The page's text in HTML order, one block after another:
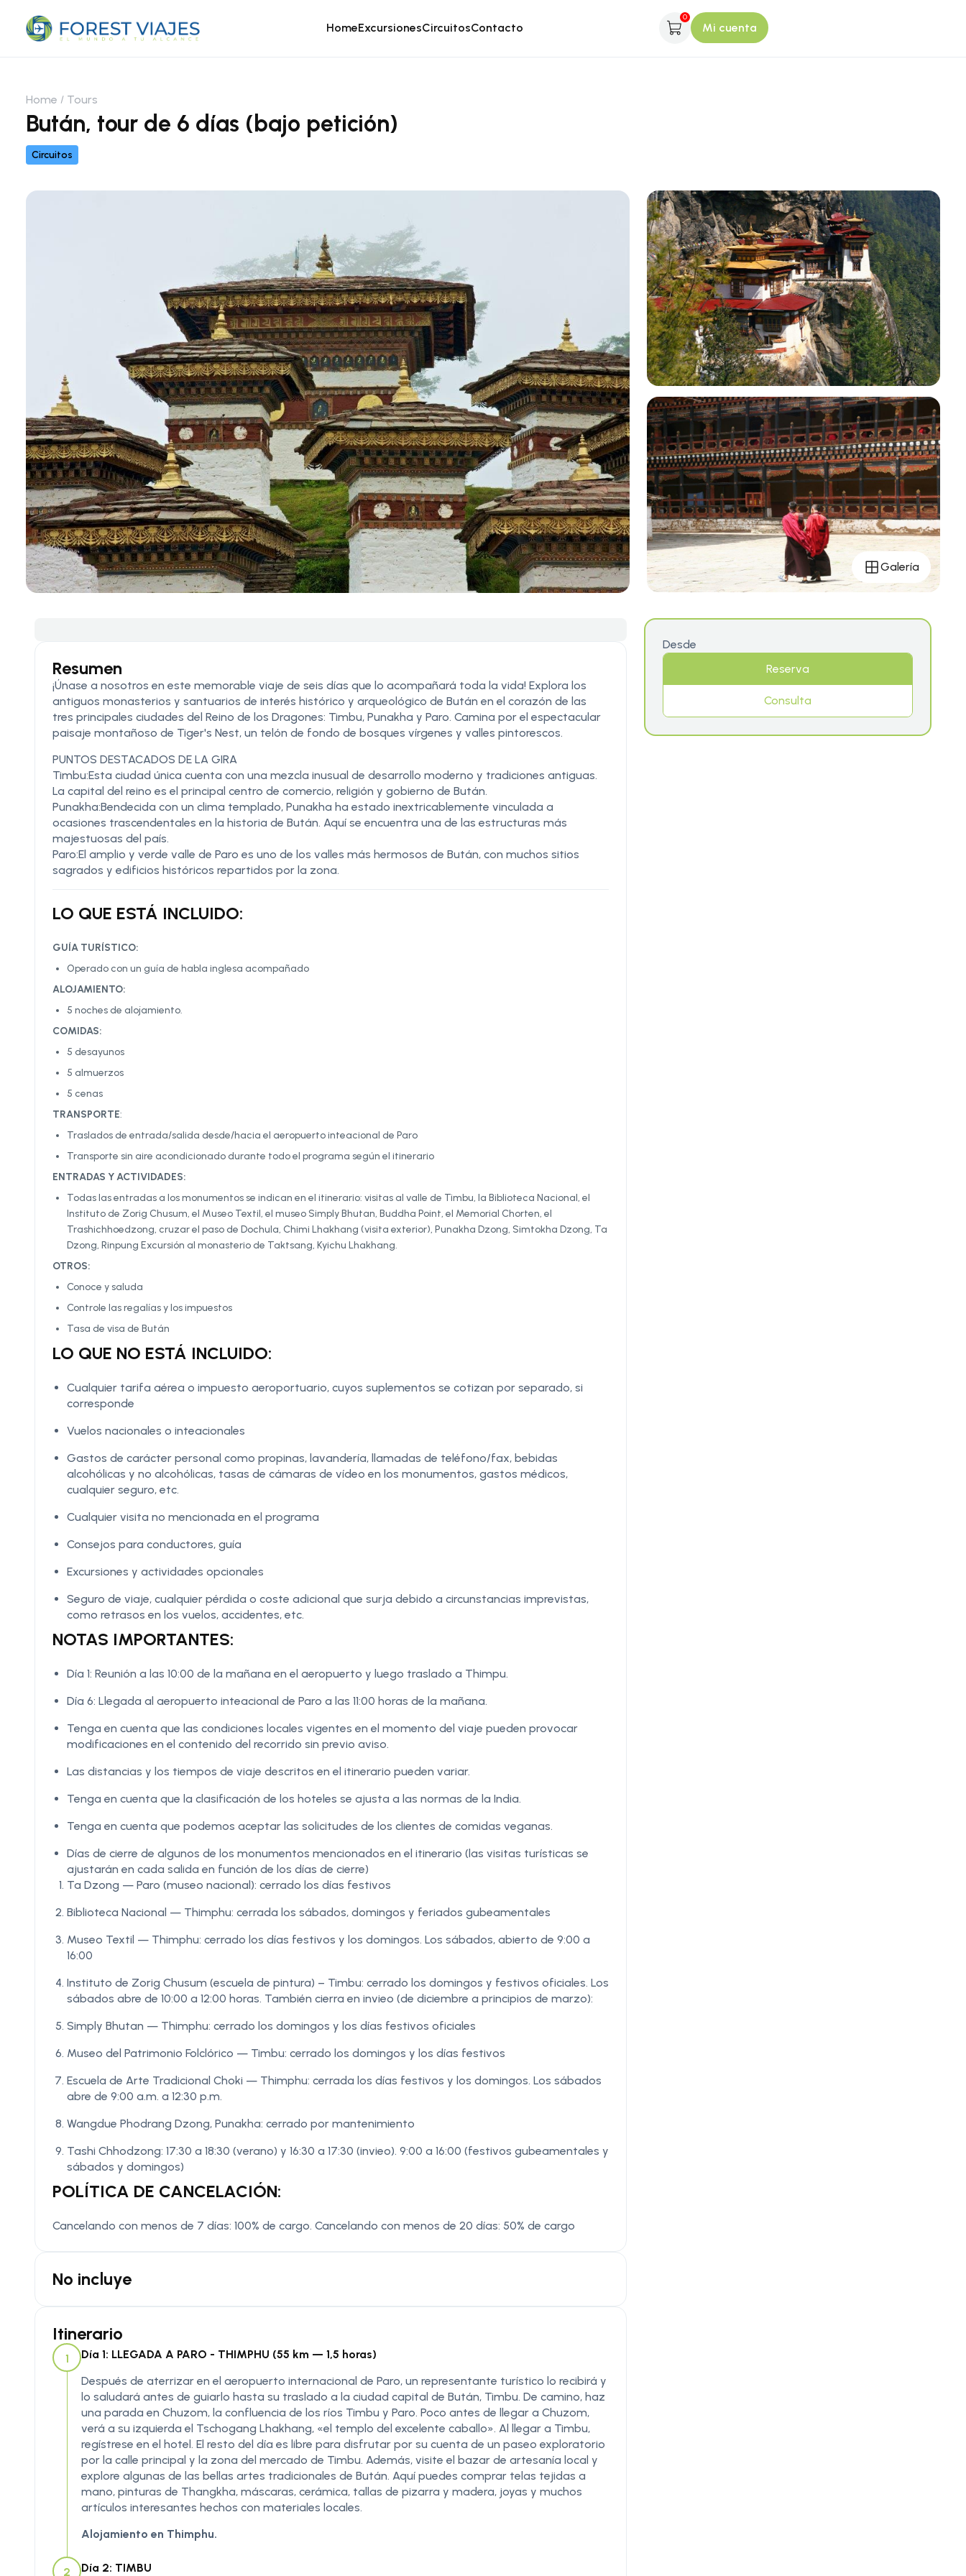
HomeExcursionesCircuitosContacto
0
Mi cuenta
Home Tours
Bután, tour de 6 días (bajo petición)
Circuitos
Galería
Resumen
¡Únase a nosotros en este memorable viaje de seis días que lo acompañará toda la vida! Explora los
antiguos monasterios y santuarios de interés histórico y arqueológico de Bután en el corazón de las
tres principales ciudades del Reino de los Dragones: Timbu, Punakha y Paro. Camina por el espectacular
paisaje montañoso de Tiger's Nest, un telón de fondo de bosques vírgenes y valles pintorescos.
PUNTOS DESTACADOS DE LA GIRA
Timbu:Esta ciudad única cuenta con una mezcla inusual de desarrollo moderno y tradiciones antiguas.
La capital del reino es el principal centro de comercio, religión y gobierno de Bután.
Punakha:Bendecida con un clima templado, Punakha ha estado inextricablemente vinculada a
ocasiones trascendentales en la historia de Bután. Aquí se encuentra una de las estructuras más
majestuosas del país.
Paro:El amplio y verde valle de Paro es uno de los valles más hermosos de Bután, con muchos sitios
sagrados y edificios históricos repartidos por la zona.
LO QUE ESTÁ INCLUIDO:
GUÍA TURÍSTICO:
Operado con un guía de habla inglesa acompañado
ALOJAMIENTO:
5 noches de alojamiento.
COMIDAS:
5 desayunos
5 almuerzos
5 cenas
TRANSPORTE:
Traslados de entrada/salida desde/hacia el aeropuerto inteacional de Paro
Transporte sin aire acondicionado durante todo el programa según el itinerario
ENTRADAS Y ACTIVIDADES:
Todas las entradas a los monumentos se indican en el itinerario: visitas al valle de Timbu, la Biblioteca Nacional, el
Instituto de Zorig Chusum, el Museo Textil, el museo Simply Bhutan, Buddha Point, el Memorial Chorten, el
Trashichhoedzong, cruzar el paso de Dochula, Chimi Lhakhang (visita exterior), Punakha Dzong, Simtokha Dzong, Ta
Dzong, Rinpung Excursión al monasterio de Taktsang, Kyichu Lhakhang.
OTROS:
Conoce y saluda
Controle las regalías y los impuestos
Tasa de visa de Bután
LO QUE NO ESTÁ INCLUIDO:
Cualquier tarifa aérea o impuesto aeroportuario, cuyos suplementos se cotizan por separado, si
corresponde
Vuelos nacionales o inteacionales
Gastos de carácter personal como propinas, lavandería, llamadas de teléfono/fax, bebidas
alcohólicas y no alcohólicas, tasas de cámaras de vídeo en los monumentos, gastos médicos,
cualquier seguro, etc.
Cualquier visita no mencionada en el programa
Consejos para conductores, guía
Excursiones y actividades opcionales
Seguro de viaje, cualquier pérdida o coste adicional que surja debido a circunstancias imprevistas,
como retrasos en los vuelos, accidentes, etc.
NOTAS IMPORTANTES:
Día 1: Reunión a las 10:00 de la mañana en el aeropuerto y luego traslado a Thimpu.
Día 6: Llegada al aeropuerto inteacional de Paro a las 11:00 horas de la mañana.
Tenga en cuenta que las condiciones locales vigentes en el momento del viaje pueden provocar
modificaciones en el contenido del recorrido sin previo aviso.
Las distancias y los tiempos de viaje descritos en el itinerario pueden variar.
Tenga en cuenta que la clasificación de los hoteles se ajusta a las normas de la India.
Tenga en cuenta que podemos aceptar las solicitudes de los clientes de comidas veganas.
Días de cierre de algunos de los monumentos mencionados en el itinerario (las visitas turísticas se
ajustarán en cada salida en función de los días de cierre)
Ta Dzong — Paro (museo nacional): cerrado los días festivos
Biblioteca Nacional — Thimphu: cerrada los sábados, domingos y feriados gubeamentales
Museo Textil — Thimphu: cerrado los días festivos y los domingos. Los sábados, abierto de 9:00 a
16:00
Instituto de Zorig Chusum (escuela de pintura) – Timbu: cerrado los domingos y festivos oficiales. Los
sábados abre de 10:00 a 12:00 horas. También cierra en invieo (de diciembre a principios de marzo):
Simply Bhutan — Thimphu: cerrado los domingos y los días festivos oficiales
Museo del Patrimonio Folclórico — Timbu: cerrado los domingos y los días festivos
Escuela de Arte Tradicional Choki — Thimphu: cerrada los días festivos y los domingos. Los sábados
abre de 9:00 a.m. a 12:30 p.m.
Wangdue Phodrang Dzong, Punakha: cerrado por mantenimiento
Tashi Chhodzong: 17:30 a 18:30 (verano) y 16:30 a 17:30 (invieo). 9:00 a 16:00 (festivos gubeamentales y
sábados y domingos)
POLÍTICA DE CANCELACIÓN:
Cancelando con menos de 7 días: 100% de cargo. Cancelando con menos de 20 días: 50% de cargo
No incluye
Itinerario
1
Día 1: LLEGADA A PARO - THIMPHU (55 km — 1,5 horas)
Después de aterrizar en el aeropuerto internacional de Paro, un representante turístico lo recibirá y
lo saludará antes de guiarlo hasta su traslado a la ciudad capital de Bután, Timbu. De camino, haz
una parada en Chuzom, la confluencia de los ríos Timbu y Paro. Poco antes de llegar a Chuzom,
verá a su izquierda el Tschogang Lhakhang, «el templo del excelente caballo». Al llegar a Timbu,
regístrese en el hotel. El resto del día es libre para disfrutar por su cuenta de un paseo exploratorio
por la calle principal y la zona del mercado de Timbu. Además, visite el bazar de artesanía local y
explore algunas de las bellas artes tradicionales de Bután. Aquí puedes comprar telas tejidas a
mano, pinturas de Thangkha, máscaras, cerámica, tallas de pizarra y madera, joyas y muchos
artículos interesantes hechos con materiales locales.
Alojamiento en Thimphu.
2 Día 2: TIMBU
Desde
Reserva
Consulta